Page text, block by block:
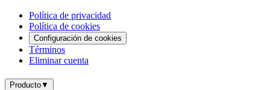
Política de privacidad
Política de cookies
Configuración de cookies
Términos
Eliminar cuenta
Producto▼